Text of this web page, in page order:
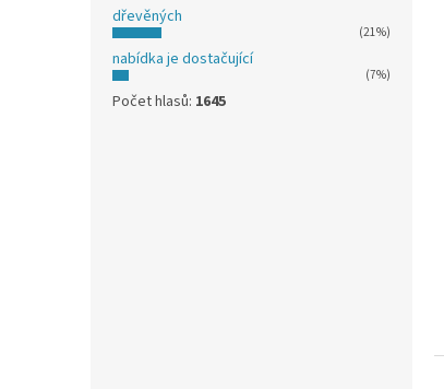
dřevěných
(21%)
nabídka je dostačující
(7%)
Počet hlasů: 1645